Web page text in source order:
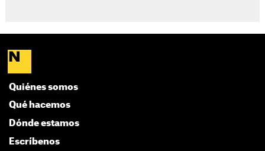
Quiénes somos
Qué hacemos
Dónde estamos
Escríbenos